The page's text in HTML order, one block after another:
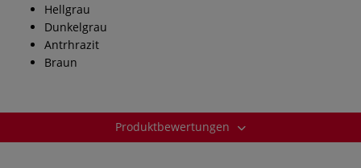
Hellgrau
Dunkelgrau
Antrhrazit
Braun
Produktbewertungen